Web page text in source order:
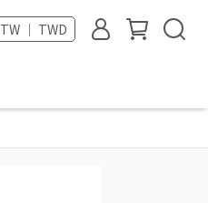
TW ｜ TWD